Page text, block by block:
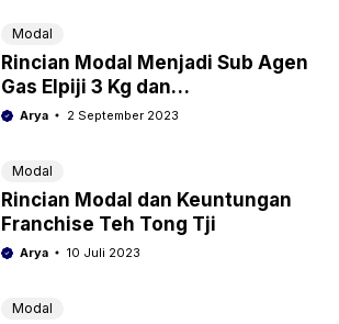
Modal
Rincian Modal Menjadi Sub Agen
Gas Elpiji 3 Kg dan
Keuntungannya
Arya 2 September 2023
Modal
Rincian Modal dan Keuntungan
Franchise Teh Tong Tji
Arya 10 Juli 2023
Modal